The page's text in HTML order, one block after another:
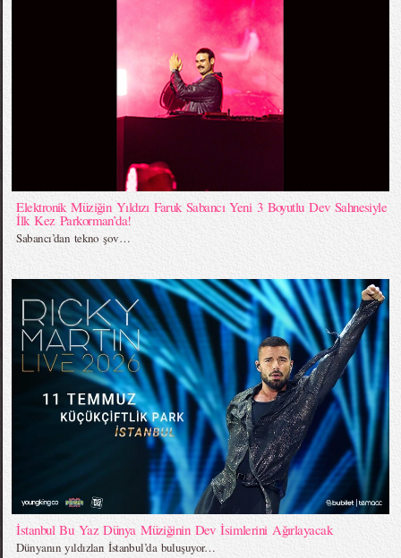
Elektronik Müziğin Yıldızı Faruk Sabancı Yeni 3 Boyutlu Dev Sahnesiyle
İlk Kez Parkorman’da!
Sabancı’dan tekno şov…
İstanbul Bu Yaz Dünya Müziğinin Dev İsimlerini Ağırlayacak
Dünyanın yıldızları İstanbul’da buluşuyor…